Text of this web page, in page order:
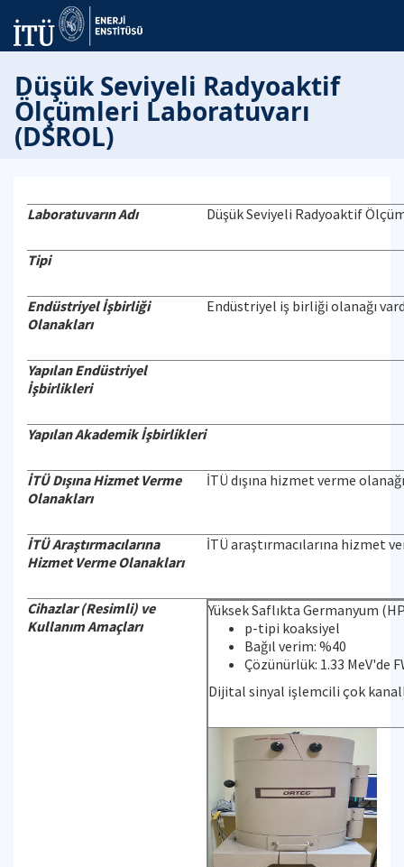
Düşük Seviyeli Radyoaktif
Ölçümleri Laboratuvarı
(DSROL)
Laboratuvarın Adı Düşük Seviyeli Radyoaktif
Tipi
Endüstriyel İşbirliği
Olanakları
Endüstriyel iş birliği olanağı
Yapılan Endüstriyel
İşbirlikleri
Yapılan Akademik İşbirlikleri
İTÜ Dışına Hizmet Verme
Olanakları
İTÜ dışına hizmet verme
İTÜ Araştırmacılarına
Hizmet Verme Olanakları
İTÜ araştırmacılarına hizmet
Cihazlar (Resimli) ve
Kullanım Amaçları
Yüksek Saflıkta Germanyum
p-tipi koaksiyel
Bağıl verim: %40
Çözünürlük: 1.33 MeV'de
Dijital sinyal işlemcili çok